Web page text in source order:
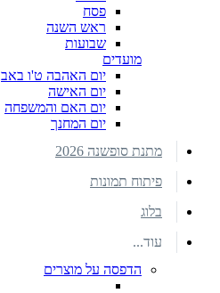
פסח
ראש השנה
שבועות
מועדים
יום האהבה ט'ו באב
יום האישה
יום האם והמשפחה
יום המחנך
מתנת סופשנה 2026
פיתוח תמונות
בלוג
עוד...
הדפסה על מוצרים